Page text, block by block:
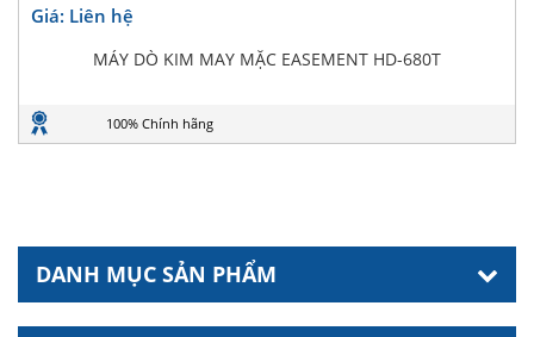
Giá: Liên hệ
MÁY DÒ KIM MAY MẶC EASEMENT HD-680T
100% Chính hãng
DANH MỤC SẢN PHẨM